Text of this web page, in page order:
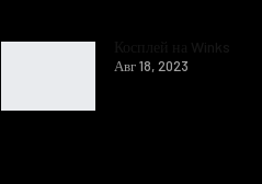
Авг 18, 2023